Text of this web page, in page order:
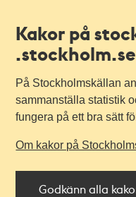
Kakor på
.stockholm.se
På Stockholmskällan
sammanställa statistik
fungera på ett bra sätt
Om kakor på
Godkänn alla